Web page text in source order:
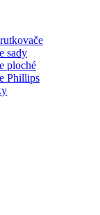
sady
ploché
Phillips